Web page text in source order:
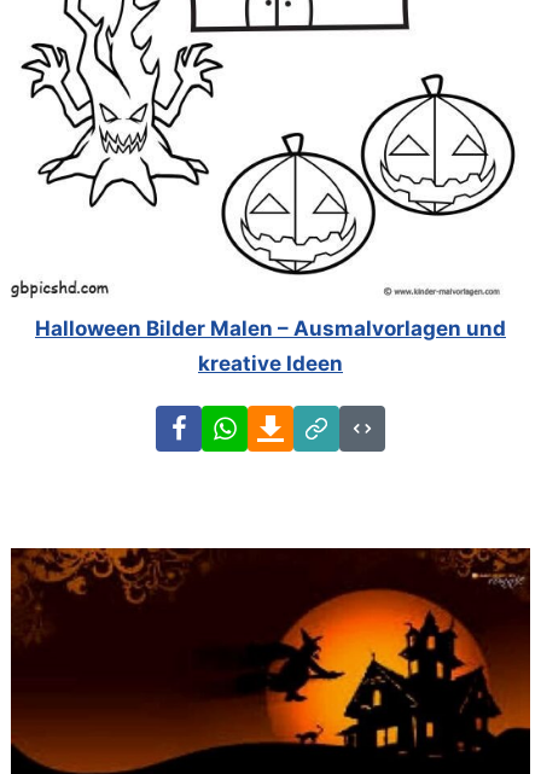
Halloween Bilder Malen – Ausmalvorlagen und
kreative Ideen
FacebookWhatsAppDownload
Link
Code